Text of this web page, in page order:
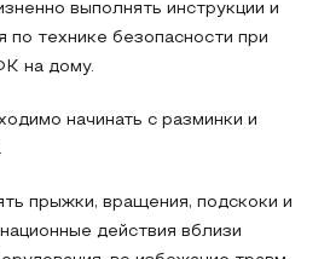
выполнять инструкции и
по технике безопасности при
на дому.
начинать с разминки и
прыжки, вращения, подскоки и
действия вблизи